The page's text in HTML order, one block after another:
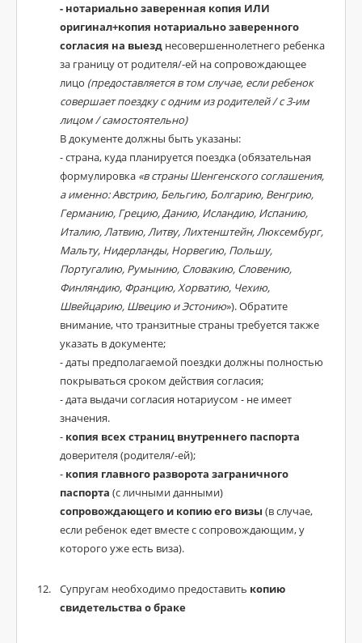
- нотариально заверенная копия ИЛИ
оригинал+копия нотариально заверенного
согласия на выезд несовершеннолетнего ребенка
за границу от родителя/-ей на сопровождающее
лицо (предоставляется в том случае, если ребенок
совершает поездку с одним из родителей / с 3-им
лицом / самостоятельно)
В документе должны быть указаны:
- страна, куда планируется поездка (обязательная
формулировка «в страны Шенгенского соглашения,
а именно: Австрию, Бельгию, Болгарию, Венгрию,
Германию, Грецию, Данию, Исландию, Испанию,
Италию, Латвию, Литву, Лихтенштейн, Люксембург,
Мальту, Нидерланды, Норвегию, Польшу,
Португалию, Румынию, Словакию, Словению,
Финляндию, Францию, Хорватию, Чехию,
Швейцарию, Швецию и Эстонию»). Обратите
внимание, что транзитные страны требуется также
указать в документе;
- даты предполагаемой поездки должны полностью
покрываться сроком действия согласия;
- дата выдачи согласия нотариусом - не имеет
значения.
- копия всех страниц внутреннего паспорта
доверителя (родителя/-ей);
- копия главного разворота заграничного
паспорта (с личными данными)
сопровождающего и копию его визы (в случае,
если ребенок едет вместе с сопровождающим, у
которого уже есть виза).
Супругам необходимо предоставить копию
свидетельства о браке